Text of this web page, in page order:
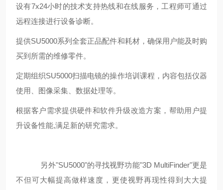
设有7x24小时的技术支持热线和在线服务，工程师可通过
远程连接进行设备诊断。
提供SU5000系列全套正品配件和耗材，确保用户能及时购
买到所需的维修零件。
定期组织SU5000扫描电镜的操作培训课程，内容包括仪器
使用、图像采集、数据处理等。
根据客户需求提供硬件和软件升级改造方案，帮助用户提
升设备性能,满足新的研究需求。
另外"SU5000"的寻找视野功能"3D MultiFinder"更是
不但可大幅提高做样速度，更使视野再现性得到大大提